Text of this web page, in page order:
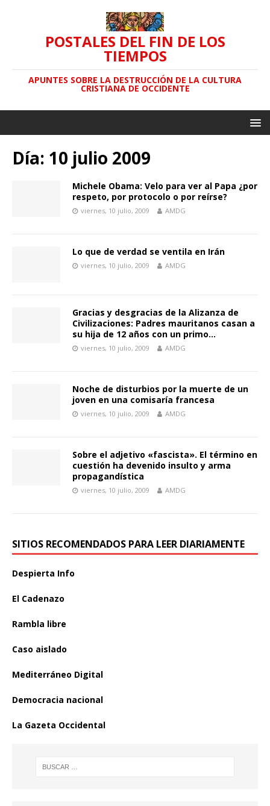
POSTALES DEL FIN DE LOS
TIEMPOS
APUNTES SOBRE LA DESTRUCCIÓN DE LA CULTURA
CRISTIANA DE OCCIDENTE
Día: 10 julio 2009
Michele Obama: Velo para ver al Papa ¿por
respeto, por protocolo o por reírse?
viernes, 10 julio, 2009 AMDG
Lo que de verdad se ventila en Irán
viernes, 10 julio, 2009 AMDG
Gracias y desgracias de la Alizanza de
Civilizaciones: Padres mauritanos casan a
su hija de 12 años con un primo…
viernes, 10 julio, 2009 AMDG
Noche de disturbios por la muerte de un
joven en una comisaría francesa
viernes, 10 julio, 2009 AMDG
Sobre el adjetivo «fascista». El término en
cuestión ha devenido insulto y arma
propagandística
viernes, 10 julio, 2009 AMDG
SITIOS RECOMENDADOS PARA LEER DIARIAMENTE
Despierta Info
El Cadenazo
Rambla libre
Caso aislado
Mediterráneo Digital
Democracia nacional
La Gazeta Occidental